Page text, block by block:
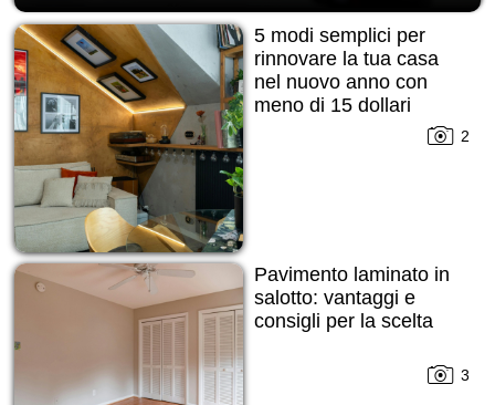
5 modi semplici per
rinnovare la tua casa
nel nuovo anno con
meno di 15 dollari
2
Pavimento laminato in
salotto: vantaggi e
consigli per la scelta
3